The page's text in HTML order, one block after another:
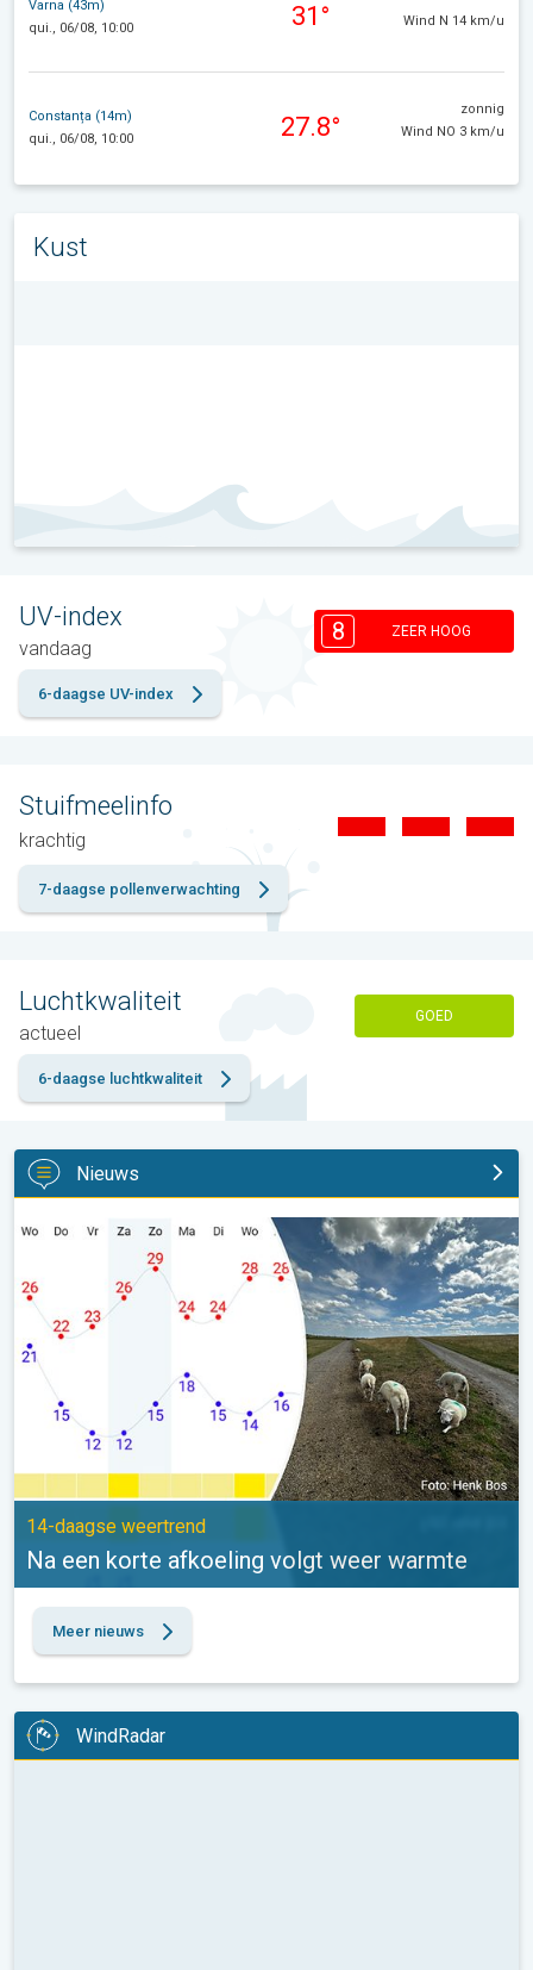
Varna (43m)
qui., 06/08, 10:00
31°
Wind N 14 km/u
Constanța (14m)
qui., 06/08, 10:00
27.8°
zonnig
Wind NO 3 km/u
Kust
UV-index
vandaag
8 ZEER HOOG
6-daagse UV-index
Stuifmeelinfo
krachtig
7-daagse pollenverwachting
Luchtkwaliteit
actueel
GOED
6-daagse luchtkwaliteit
Nieuws
Na een korte afkoeling volgt weer warmte. 14-daagse
14-daagse weertrend
Na een korte afkoeling volgt weer warmte
Meer nieuws
WindRadar